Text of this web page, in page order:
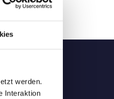
werden.
Interaktion